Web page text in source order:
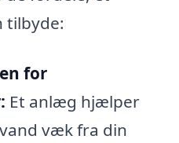
tilbyde:
for
Et anlæg hjælper
væk fra din